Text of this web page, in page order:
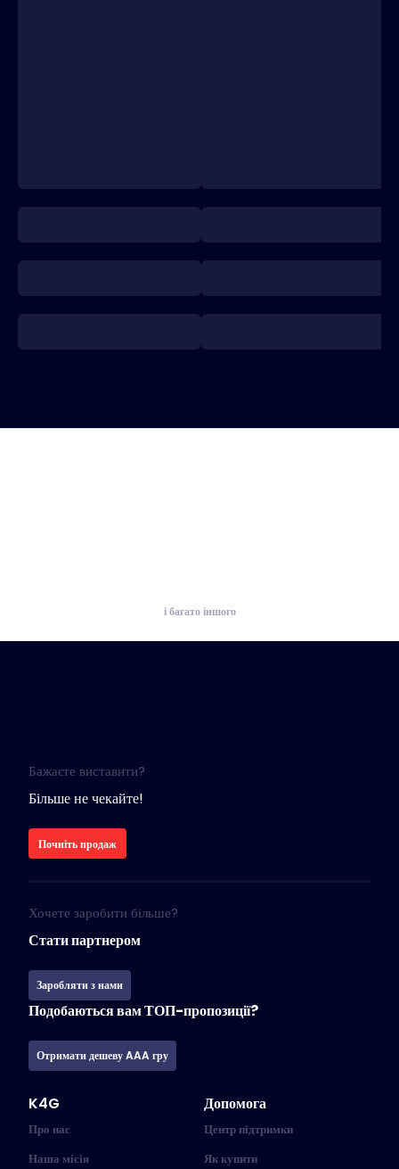
і багато іншого
Бажаєте виставити?
Більше не чекайте!
Почніть продаж
Хочете заробити більше?
Стати партнером
Заробляти з нами
Подобаються вам ТОП-пропозиції?
Отримати дешеву AAA гру
K4G
Про нас
Наша місія
Допомога
Центр підтримки
Як купити